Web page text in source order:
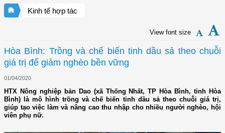
Kinh tế hợp tác
View font size
Hòa Bình: Trồng và chế biến tinh dầu sả theo chuỗi
giá trị để giảm nghèo bền vững
01/04/2020
HTX Nông nghiệp bản Dao (xã Thống Nhất, TP Hòa Bình, tỉnh Hòa
Bình) là mô hình trồng và chế biến tinh dầu sả theo chuỗi giá trị,
giúp tạo việc làm và nâng cao thu nhập cho nhiều người nghèo, hội
viên phụ nữ.